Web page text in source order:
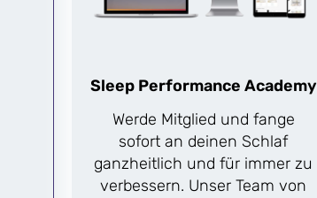
Sleep Performance Academy
Werde Mitglied und fange
sofort an deinen Schlaf
ganzheitlich und für immer zu
verbessern. Unser Team von